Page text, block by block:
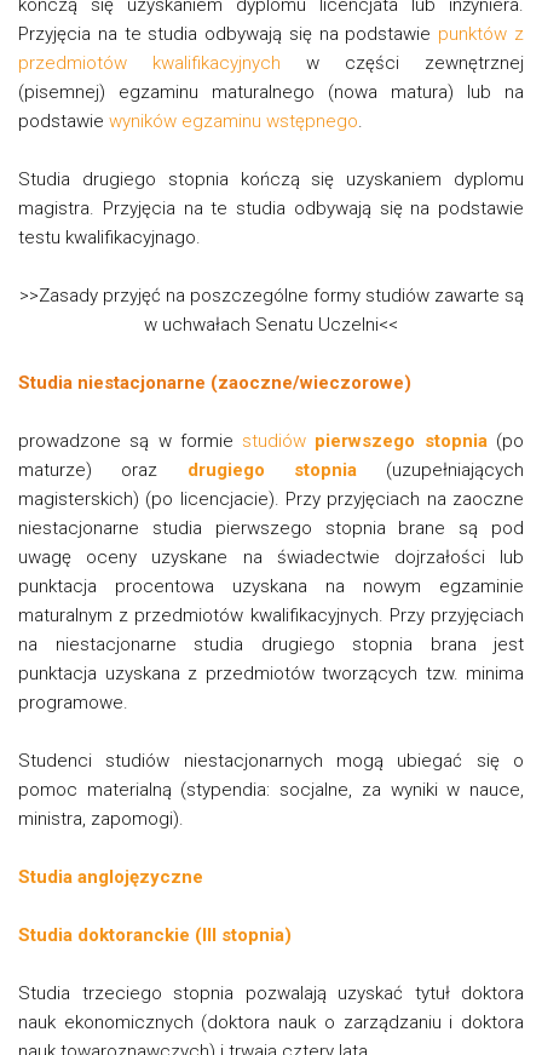
kończą się uzyskaniem dyplomu licencjata lub inżyniera.
Przyjęcia na te studia odbywają się na podstawie punktów z
przedmiotów kwalifikacyjnych w części zewnętrznej
(pisemnej) egzaminu maturalnego (nowa matura) lub na
podstawie wyników egzaminu wstępnego.
Studia drugiego stopnia kończą się uzyskaniem dyplomu
magistra. Przyjęcia na te studia odbywają się na podstawie
testu kwalifikacyjnago.
>>Zasady przyjęć na poszczególne formy studiów zawarte są
w uchwałach Senatu Uczelni<<
Studia niestacjonarne (zaoczne/wieczorowe)
prowadzone są w formie studiów pierwszego stopnia(po
maturze) oraz drugiego stopnia(uzupełniających
magisterskich) (po licencjacie). Przy przyjęciach na zaoczne
niestacjonarne studia pierwszego stopnia brane są pod
uwagę oceny uzyskane na świadectwie dojrzałości lub
punktacja procentowa uzyskana na nowym egzaminie
maturalnym z przedmiotów kwalifikacyjnych. Przy przyjęciach
na niestacjonarne studia drugiego stopnia brana jest
punktacja uzyskana z przedmiotów tworzących tzw. minima
programowe.
Studenci studiów niestacjonarnych mogą ubiegać się o
pomoc materialną (stypendia: socjalne, za wyniki w nauce,
ministra, zapomogi).
Studia anglojęzyczne
Studia doktoranckie (III stopnia)
Studia trzeciego stopnia pozwalają uzyskać tytuł doktora
nauk ekonomicznych (doktora nauk o zarządzaniu i doktora